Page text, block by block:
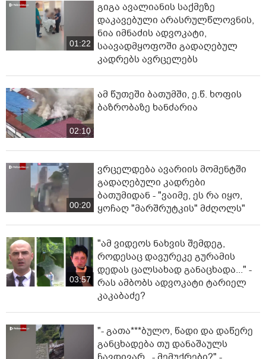
01:22
გიგა ავალიანის საქმეზე
დაკავებული არასრულწლოვნის,
ნია იმნაძის ადვოკატი,
საავადმყოფოში გადაღებულ
კადრებს ავრცელებს
02:10
ამ წუთეში ბათუმში, ე.წ. ხოფის
ბაზრობაზე ხანძარია
00:20
ვრცელდება ავარიის მომენტში
გადაღებული კადრები
ბათუმიდან - "ვაიმე, ეს რა იყო,
ყოჩაღ "მარშრუტკის" მძღოლს"
03:57
"ამ ვიდეოს ნახვის შემდეგ,
როდესაც დავურეკე გურამის
დედას ცალსახად განაცხადა..." -
რას ამბობს ადვოკატი ტარიელ
კაკაბაძე?
"- გათა***ბულო, წადი და დაწერე
განცხადება თუ დანაშაულს